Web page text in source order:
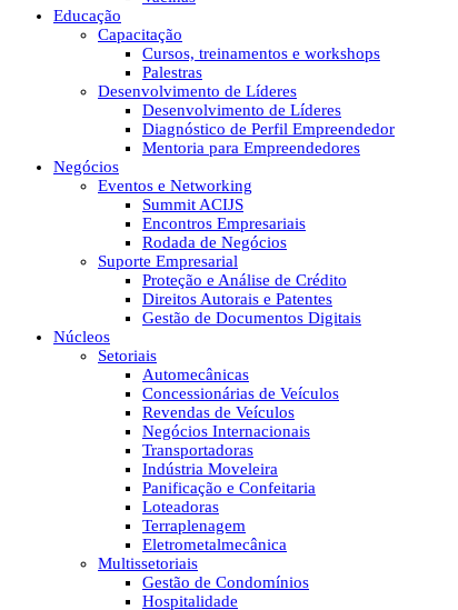
Educação
Capacitação
Cursos, treinamentos e workshops
Palestras
Desenvolvimento de Líderes
Desenvolvimento de Líderes
Diagnóstico de Perfil Empreendedor
Mentoria para Empreendedores
Negócios
Eventos e Networking
Summit ACIJS
Encontros Empresariais
Rodada de Negócios
Suporte Empresarial
Proteção e Análise de Crédito
Direitos Autorais e Patentes
Gestão de Documentos Digitais
Núcleos
Setoriais
Automecânicas
Concessionárias de Veículos
Revendas de Veículos
Negócios Internacionais
Transportadoras
Indústria Moveleira
Panificação e Confeitaria
Loteadoras
Terraplenagem
Eletrometalmecânica
Multissetoriais
Gestão de Condomínios
Hospitalidade